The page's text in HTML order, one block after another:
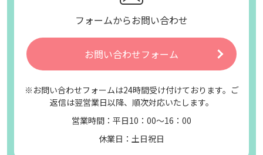
フォームからお問い合わせ
お問い合わせフォーム
※お問い合わせフォームは24時間受け付けております。ご
返信は翌営業日以降、順次対応いたします。
営業時間：平日10：00～16：00
休業日：土日祝日